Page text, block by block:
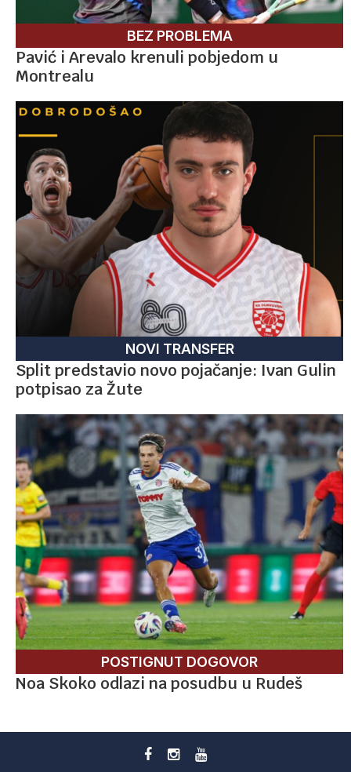
BEZ PROBLEMA
Pavić i Arevalo krenuli pobjedom u
Montrealu
NOVI TRANSFER
Split predstavio novo pojačanje: Ivan Gulin
potpisao za Žute
POSTIGNUT DOGOVOR
Noa Skoko odlazi na posudbu u Rudeš